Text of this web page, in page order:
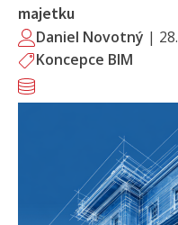
majetku
Daniel Novotný |
Koncepce BIM